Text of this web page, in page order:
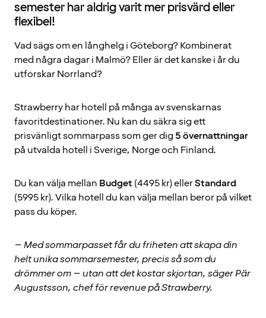
semester har aldrig varit mer prisvärd eller
flexibel!
Vad sägs om en långhelg i Göteborg? Kombinerat
med några dagar i Malmö? Eller är det kanske i år du
utforskar Norrland?
Strawberry har hotell på många av svenskarnas
favoritdestinationer. Nu kan du säkra sig ett
prisvänligt sommarpass som ger dig 5 övernattningar
på utvalda hotell i Sverige, Norge och Finland.
Du kan välja mellan Budget (4495 kr) ellerStandard
(5995 kr). Vilka hotell du kan välja mellan beror på vilket
pass du köper.
– Med sommarpasset får du friheten att skapa din
helt unika sommarsemester, precis så som du
drömmer om – utan att det kostar skjortan, säger Pär
Augustsson, chef för revenue på Strawberry.